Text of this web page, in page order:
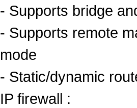
- Supports bridge
- Supports remote
mode
- Static/dynamic
IP firewall :